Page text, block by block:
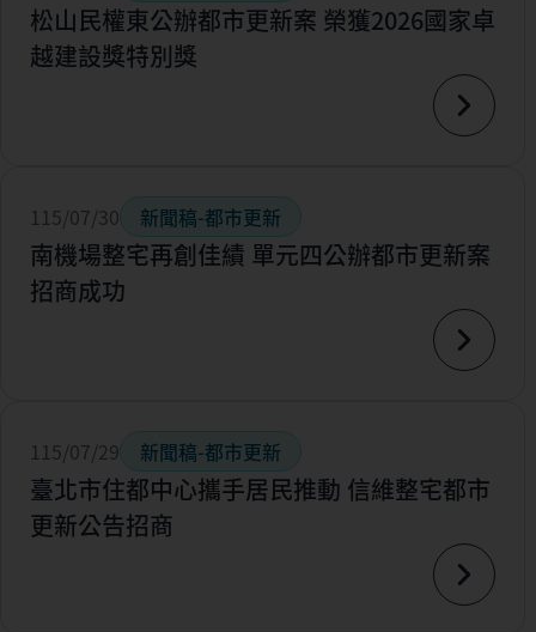
松山民權東公辦都市更新案 榮獲2026國家卓
越建設獎特別獎
115/07/30 新聞稿-都市更新
南機場整宅再創佳績 單元四公辦都市更新案
招商成功
115/07/29 新聞稿-都市更新
臺北市住都中心攜手居民推動 信維整宅都市
更新公告招商